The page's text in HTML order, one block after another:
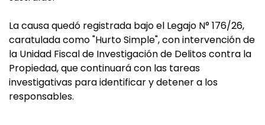
La causa quedó registrada bajo el Legajo N° 176/26,
caratulada como "Hurto Simple", con intervención de
la Unidad Fiscal de Investigación de Delitos contra la
Propiedad, que continuará con las tareas
investigativas para identificar y detener a los
responsables.